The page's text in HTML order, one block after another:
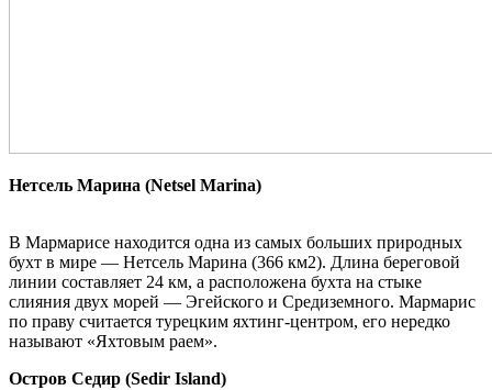
Нетсель Марина (Netsel Marina)
В Мармарисе находится одна из самых больших природных
бухт в мире — Нетсель Марина (366 км2). Длина береговой
линии составляет 24 км, а расположена бухта на стыке
слияния двух морей — Эгейского и Средиземного. Мармарис
по праву считается турецким яхтинг-центром, его нередко
называют «Яхтовым раем».
Остров Седир (Sedir Island)